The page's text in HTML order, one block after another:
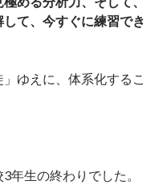
て、今すぐに練習でき
ゆえに、体系化するこ
年生の終わりでした。